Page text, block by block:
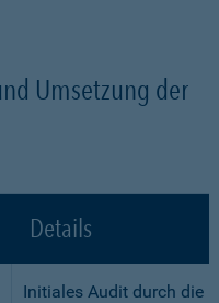
Umsetzung der
Details
Initiales Audit durch die